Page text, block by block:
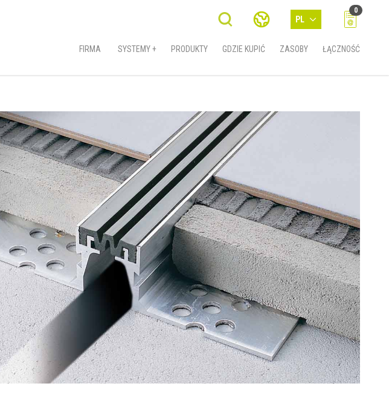
PL
0
FIRMA SYSTEMY + PRODUKTY GDZIE KUPIĆ ZASOBY ŁĄCZNOŚĆ